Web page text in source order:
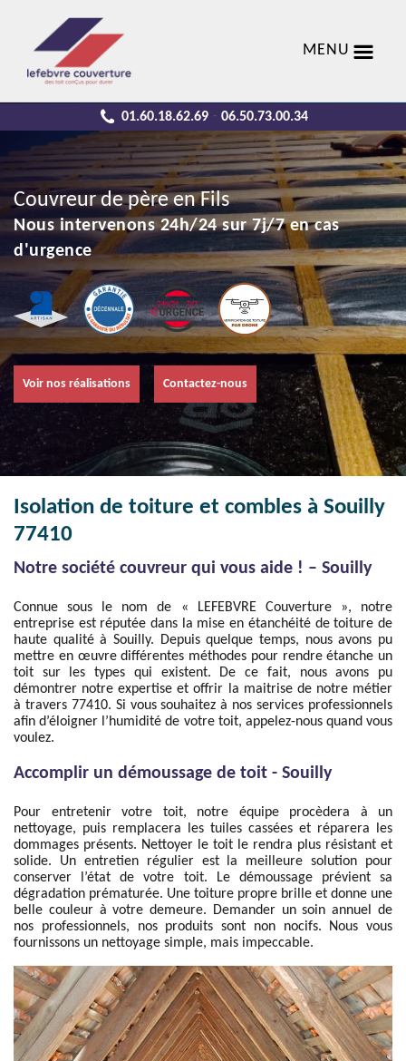
MENU
01.60.18.62.69 - 06.50.73.00.34
Couvreur de père en Fils
Nous intervenons 24h/24 sur 7j/7 en cas
d'urgence
Voir nos réalisations Contactez-nous
Isolation de toiture et combles à Souilly
77410
Notre société couvreur qui vous aide ! – Souilly
Connue sous le nom de « LEFEBVRE Couverture », notre
entreprise est réputée dans la mise en étanchéité de toiture de
haute qualité à Souilly. Depuis quelque temps, nous avons pu
mettre en œuvre différentes méthodes pour rendre étanche un
toit sur les types qui existent. De ce fait, nous avons pu
démontrer notre expertise et offrir la maitrise de notre métier
à travers 77410. Si vous souhaitez à nos services professionnels
afin d’éloigner l’humidité de votre toit, appelez-nous quand vous
voulez.
Accomplir un démoussage de toit - Souilly
Pour entretenir votre toit, notre équipe procèdera à un
nettoyage, puis remplacera les tuiles cassées et réparera les
dommages présents. Nettoyer le toit le rendra plus résistant et
solide. Un entretien régulier est la meilleure solution pour
conserver l’état de votre toit. Le démoussage prévient sa
dégradation prématurée. Une toiture propre brille et donne une
belle couleur à votre demeure. Demander un soin annuel de
nos professionnels, nos produits sont non nocifs. Nous vous
fournissons un nettoyage simple, mais impeccable.